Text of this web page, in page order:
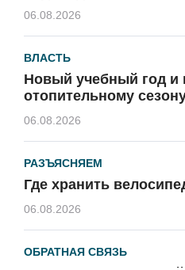
06.08.2026
ВЛАСТЬ
Новый учебный год и
отопительному
06.08.2026
РАЗЪЯСНЯЕМ
Где хранить
06.08.2026
ОБРАТНАЯ СВЯЗЬ